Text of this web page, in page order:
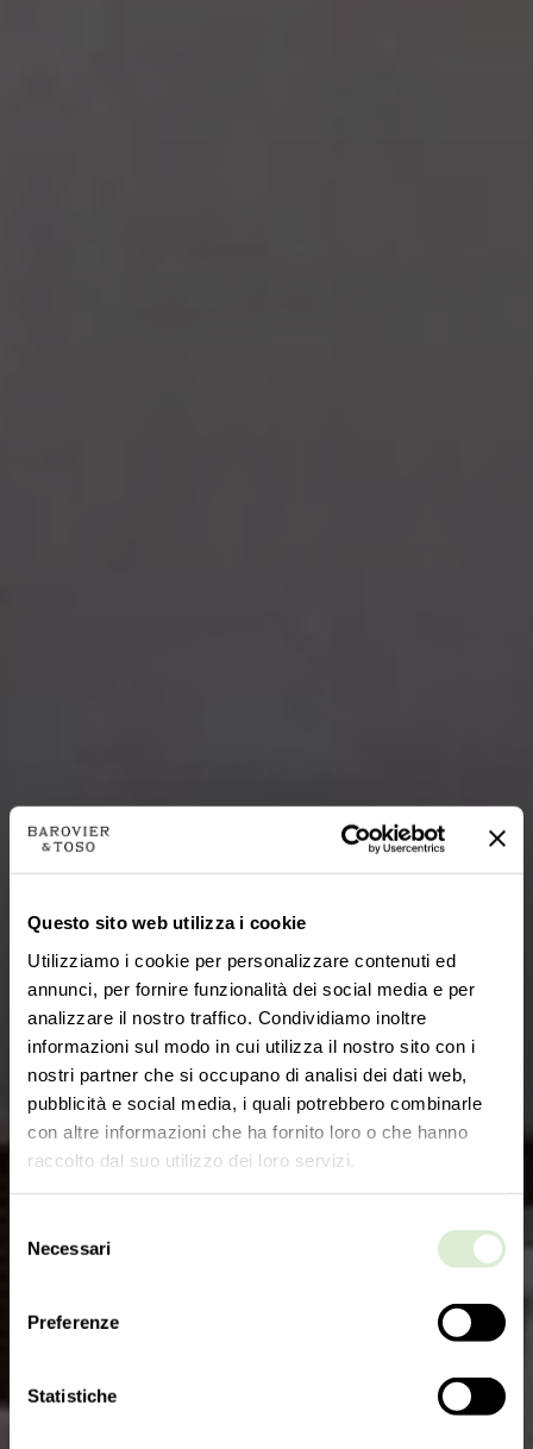
Questo sito web utilizza i cookie
Utilizziamo i cookie per personalizzare contenuti ed
annunci, per fornire funzionalità dei social media e per
analizzare il nostro traffico. Condividiamo inoltre
informazioni sul modo in cui utilizza il nostro sito con i
nostri partner che si occupano di analisi dei dati web,
pubblicità e social media, i quali potrebbero combinarle
con altre informazioni che ha fornito loro o che hanno
raccolto dal suo utilizzo dei loro servizi.
delNecessari
Preferenze
Statistiche
Re sidential